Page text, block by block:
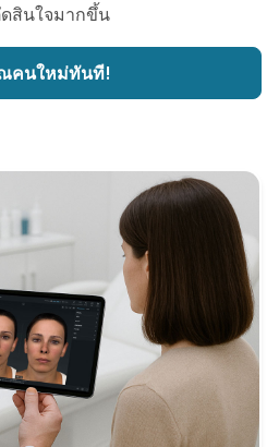
สินใจมากขึ้น
คนใหม่ทันที!